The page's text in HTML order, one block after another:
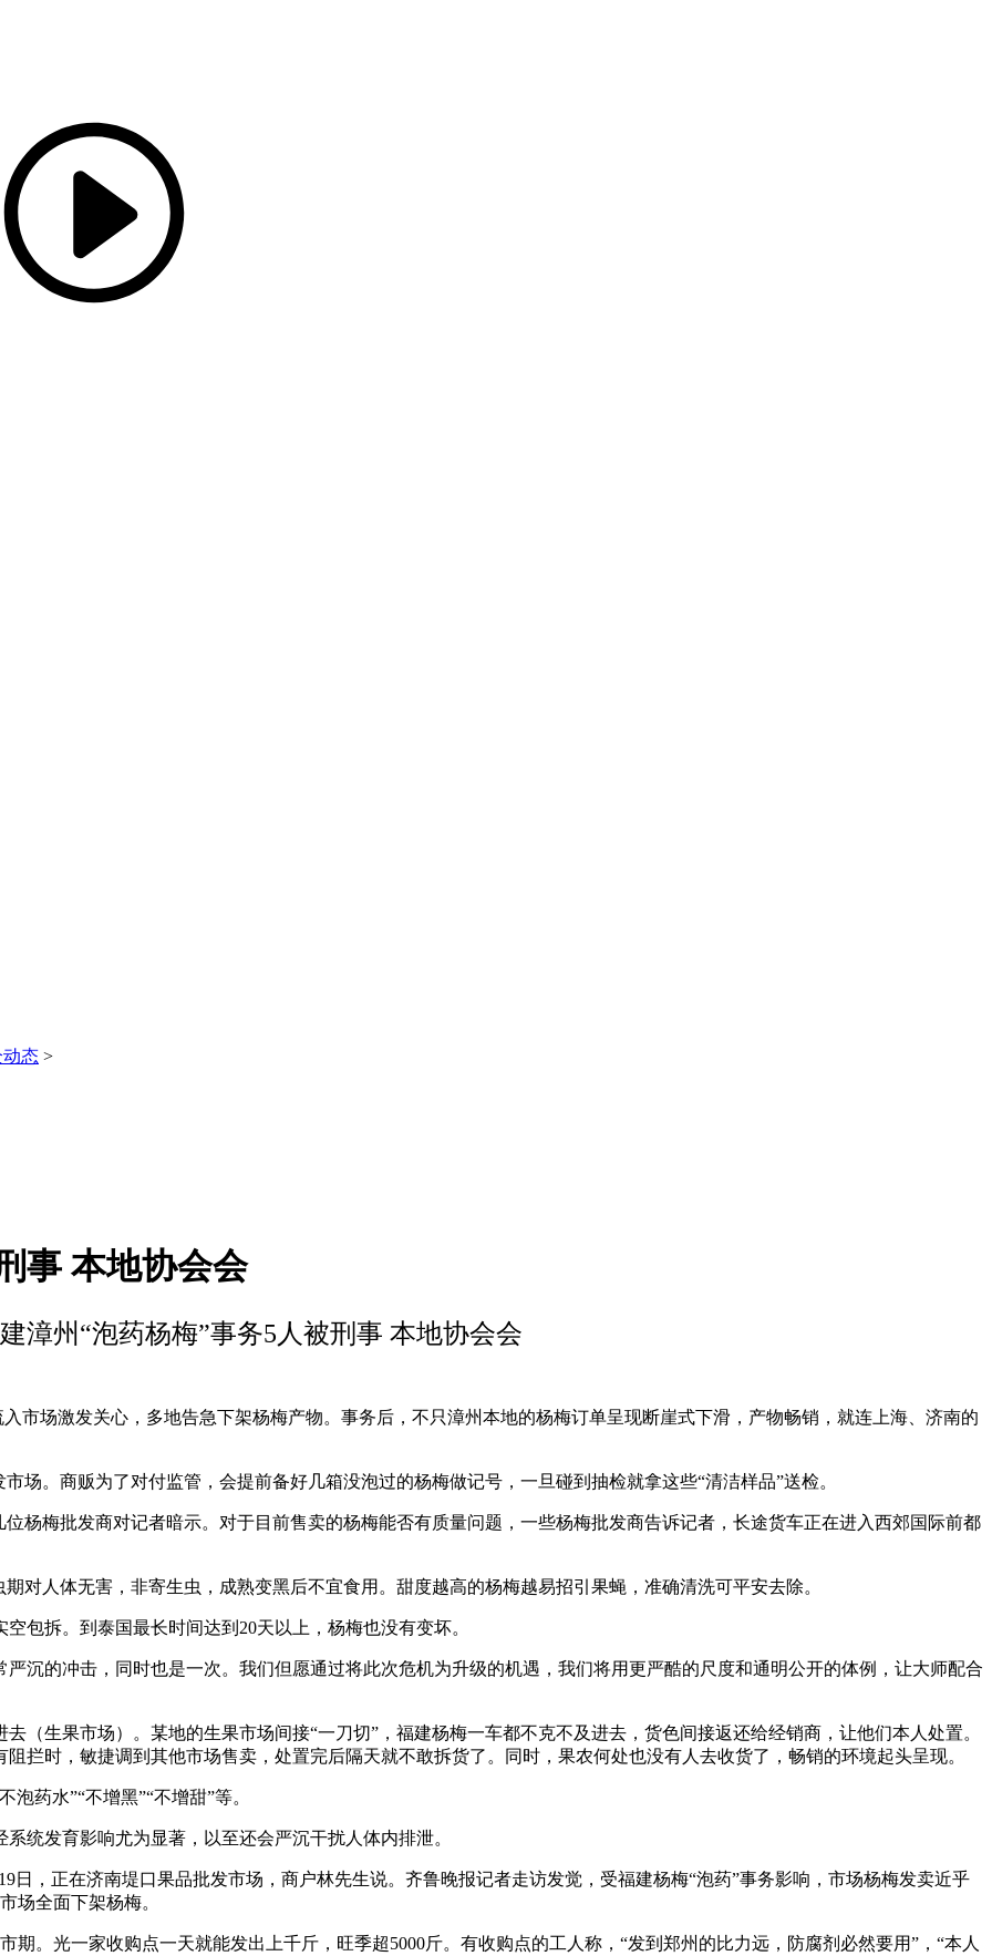
态 >
事 本地协会会
漳州“泡药杨梅”事务5人被刑事 本地协会会
场激发关心，多地告急下架杨梅产物。事务后，不只漳州本地的杨梅订单呈现断崖式下滑，产物畅销，就连上海、济南的
。商贩为了对付监管，会提前备好几箱没泡过的杨梅做记号，一旦碰到抽检就拿这些“清洁样品”送检。
梅批发商对记者暗示。对于目前售卖的杨梅能否有质量问题，一些杨梅批发商告诉记者，长途货车正在进入西郊国际前都
人体无害，非寄生虫，成熟变黑后不宜食用。甜度越高的杨梅越易招引果蝇，准确清洗可平安去除。
拆。到泰国最长时间达到20天以上，杨梅也没有变坏。
的冲击，同时也是一次。我们但愿通过将此次危机为升级的机遇，我们将用更严酷的尺度和通明公开的体例，让大师配合
生果市场）。某地的生果市场间接“一刀切”，福建杨梅一车都不克不及进去，货色间接返还给经销商，让他们本人处置。
拦时，敏捷调到其他市场售卖，处置完后隔天就不敢拆货了。同时，果农何处也没有人去收货了，畅销的环境起头呈现。
药水”“不增黑”“不增甜”等。
发育影响尤为显著，以至还会严沉干扰人体内排泄。
正在济南堤口果品批发市场，商户林先生说。齐鲁晚报记者走访发觉，受福建杨梅“泡药”事务影响，市场杨梅发卖近乎
场全面下架杨梅。
光一家收购点一天就能发出上千斤，旺季超5000斤。有收购点的工人称，“发到郑州的比力远，防腐剂必然要用”，“本人